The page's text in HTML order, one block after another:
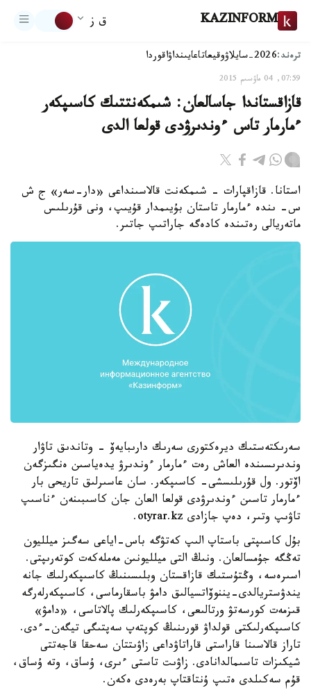
KAZINFORM ق ز
ترەند:2026-سايلاۋ وقيعاتاعايىنداۋاقوردا
07:59, 04 ماۋسىم 2015
قازاقستاندا جاسالعان: شىمكەنتتىك كاسىپكەر
ءمارمار تاس ءوندىرۋدى قولعا الدى
استانا. قازاقپارات - شىمكەنت قالاسىنداعى «دار-سەر» ج ش
س- ىندە ءمارمار تاستان بۇيىمدار قۇيىپ، ونى قۇرىلىس
ماتەريالى رەتىندە كادەگە جاراتىپ جاتىر.
سەرىكتەستىك ديرەكتورى سەرىك دارىبايەۆ - وتاندىق تاۋار
وندىرىسىندە العاش رەت ءمارمار ءوندىرۋ يدەياسىن ەنگىزگەن
اۆتور. ول قۇرىلىسشى- كاسىپكەر. سان عاسىرلىق تاريحى بار
ءمارمار تاسىن ءوندىرۋدى قولعا العان جان كاسىبىنەن ءناسىپ
تاۋىپ وتىر، دەپ جازادى otyrar.kz.
بۇل كاسىپتى باستاپ الىپ كەتۋگە باس-اياعى سەگىز ميلليون
تەڭگە جۇمسالعان. ونىڭ التى ميلليونىن مەملەكەت كوتەرىپتى.
اسىرەسە، وڭتۇستىك قازاقستان وبلىسىنىڭ كاسىپكەرلىك جانە
يندۋستريالدى-يننوۆاتسيالىق دامۋ باسقارماسى، كاسىپكەرلەرگە
قىزمەت كورسەتۋ ورتالىعى، كاسىپكەرلىك پالاتاسى، «دامۋ»
كاسىپكەرلىكتى قولداۋ قورىنىڭ كوپتەپ سەپتىگى تيگەن-ءدى.
تاراز قالاسىنا قاراستى قاراتاۋداعى زاۋىتتان سەحقا قاجەتتى
شيكىزات تاسىمالدانادى. زاۋىت تاستى ءىرى، ۇساق، وتە ۇساق،
قۇم سەكىلدى ەتىپ ۇنتاقتاپ بەرەدى ەكەن.